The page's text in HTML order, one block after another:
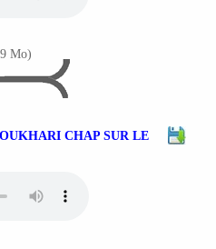
Mo)
CHAP SUR LE